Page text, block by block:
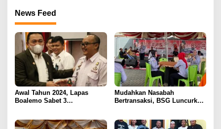
News Feed
Awal Tahun 2024, Lapas
Boalemo Sabet 3
Gorontalo
Mudahkan Nasabah
Bertransaksi, BSG Luncurkan